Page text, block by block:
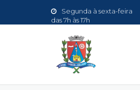
Segunda à sexta-feira
das 7h às 17h